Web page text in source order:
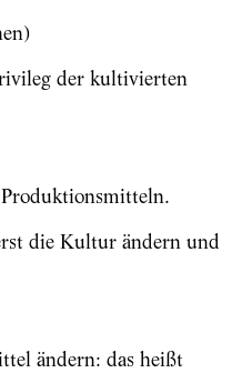
der kultivierten
die Kultur ändern und
ändern: das heißt